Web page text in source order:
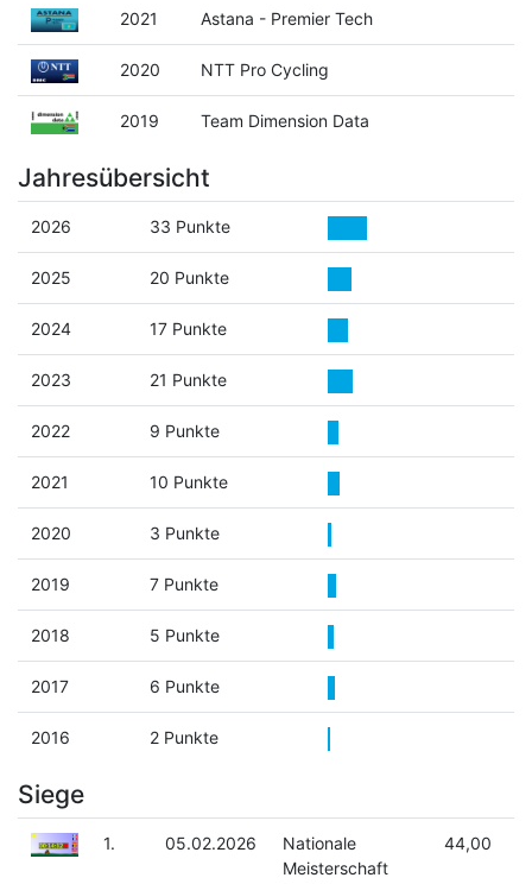
2021 Astana - Premier Tech
2020 NTT Pro Cycling
2019 Team Dimension Data
Jahresübersicht
2026 33 Punkte
2025 20 Punkte
2024 17 Punkte
2023 21 Punkte
2022 9 Punkte
2021 10 Punkte
2020 3 Punkte
2019 7 Punkte
2018 5 Punkte
2017 6 Punkte
2016 2 Punkte
Siege
1. 05.02.2026
Nationale
Meisterschaft
44,00